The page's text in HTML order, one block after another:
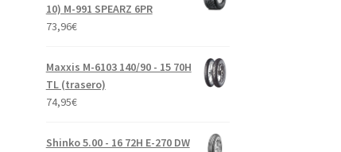
10) M-991 SPEARZ 6PR
73,96€
Maxxis M-6103 140/90 - 15 70H
TL (trasero)
74,95€
Shinko 5.00 - 16 72H E-270 DW